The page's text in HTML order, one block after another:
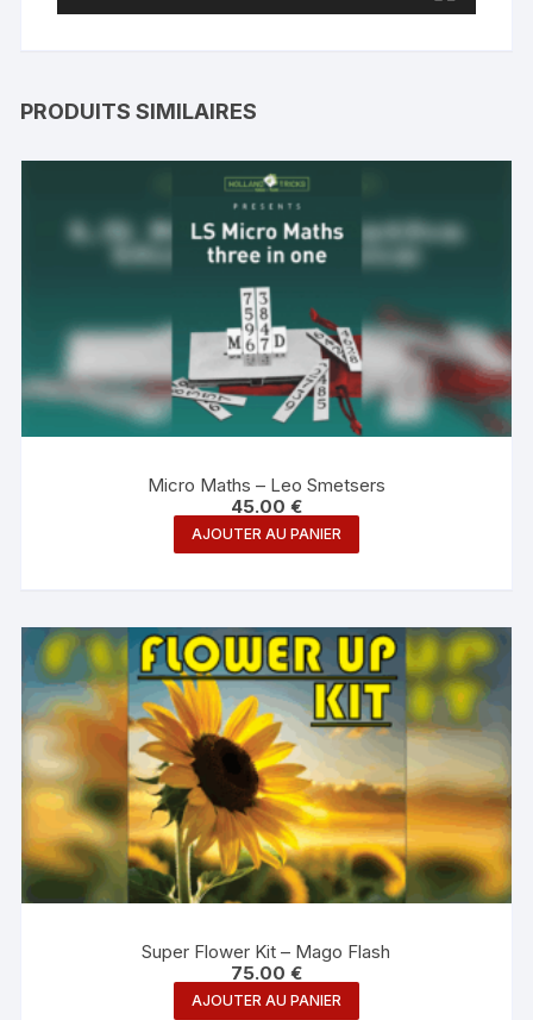
PRODUITS SIMILAIRES
Micro Maths – Leo Smetsers
45.00 €
AJOUTER AU PANIER
Super Flower Kit – Mago Flash
75.00 €
AJOUTER AU PANIER